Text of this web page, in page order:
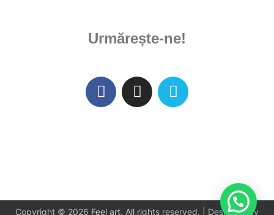
Urmărește-ne!
Copyright © 2026 Feel art. All rights reserved. Designed by